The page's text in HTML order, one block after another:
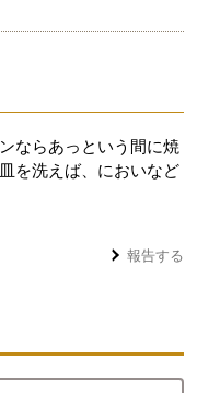
ならあっという間に焼
を洗えば、においなど
報告する